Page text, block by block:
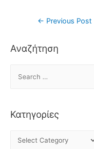
← Previous Post
Αναζήτηση
Κατηγορίες